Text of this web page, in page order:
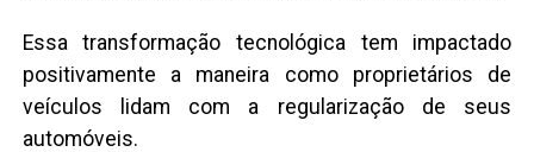
Essa transformação tecnológica tem impactado
positivamente a maneira como proprietários de
veículos lidam com a regularização de seus
automóveis.